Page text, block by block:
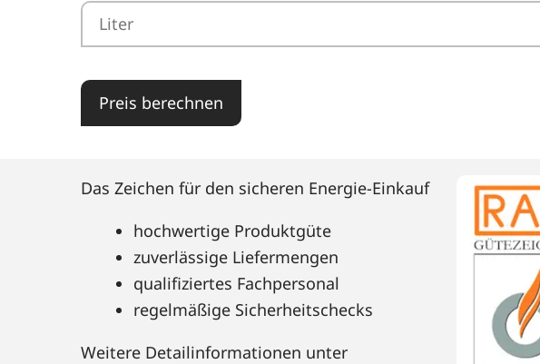
Preis berechnen
Das Zeichen für den sicheren Energie-Einkauf
hochwertige Produktgüte
zuverlässige Liefermengen
qualifiziertes Fachpersonal
regelmäßige Sicherheitschecks
Weitere Detailinformationen unter